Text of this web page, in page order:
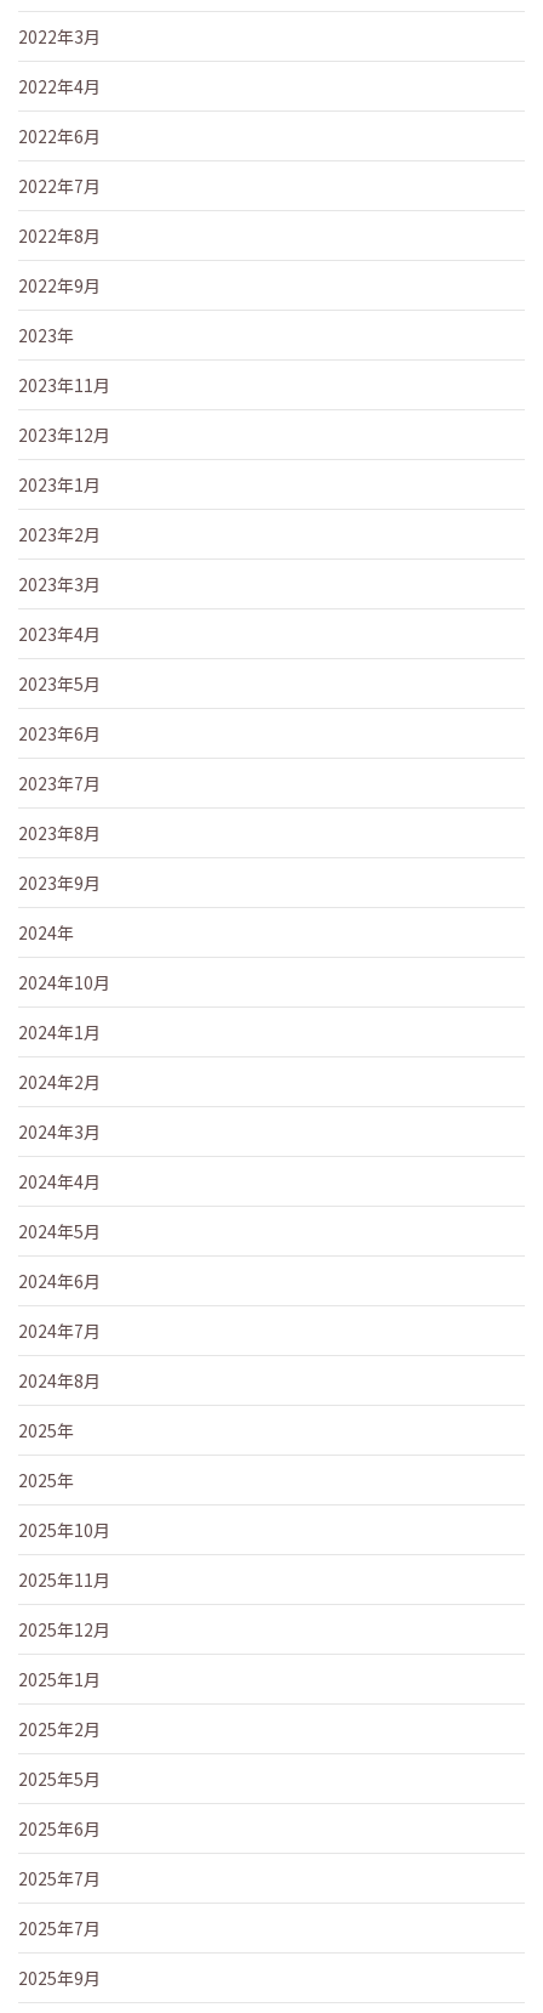
2022年3月
2022年4月
2022年6月
2022年7月
2022年8月
2022年9月
2023年
2023年11月
2023年12月
2023年1月
2023年2月
2023年3月
2023年4月
2023年5月
2023年6月
2023年7月
2023年8月
2023年9月
2024年
2024年10月
2024年1月
2024年2月
2024年3月
2024年4月
2024年5月
2024年6月
2024年7月
2024年8月
2025年
2025年
2025年10月
2025年11月
2025年12月
2025年1月
2025年2月
2025年5月
2025年6月
2025年7月
2025年7月
2025年9月